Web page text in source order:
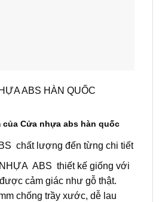
ABS HÀN QUỐC
của Cửa nhựa abs hàn quốc
chất lượng đến từng chi tiết
ABS thiết kế giống với
cảm giác như gỗ thật.
chống trầy xước, dễ lau